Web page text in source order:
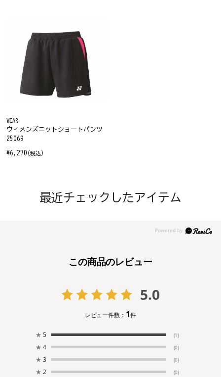
WEAR
ウィメンズニットショートパンツ
25069
¥6,270 (税込)
最近チェックしたアイテム
この商品のレビュー
5.0
レビュー件数： 1件
★ 5 (1)
★ 4 (0)
★ 3 (0)
★ 2 (0)